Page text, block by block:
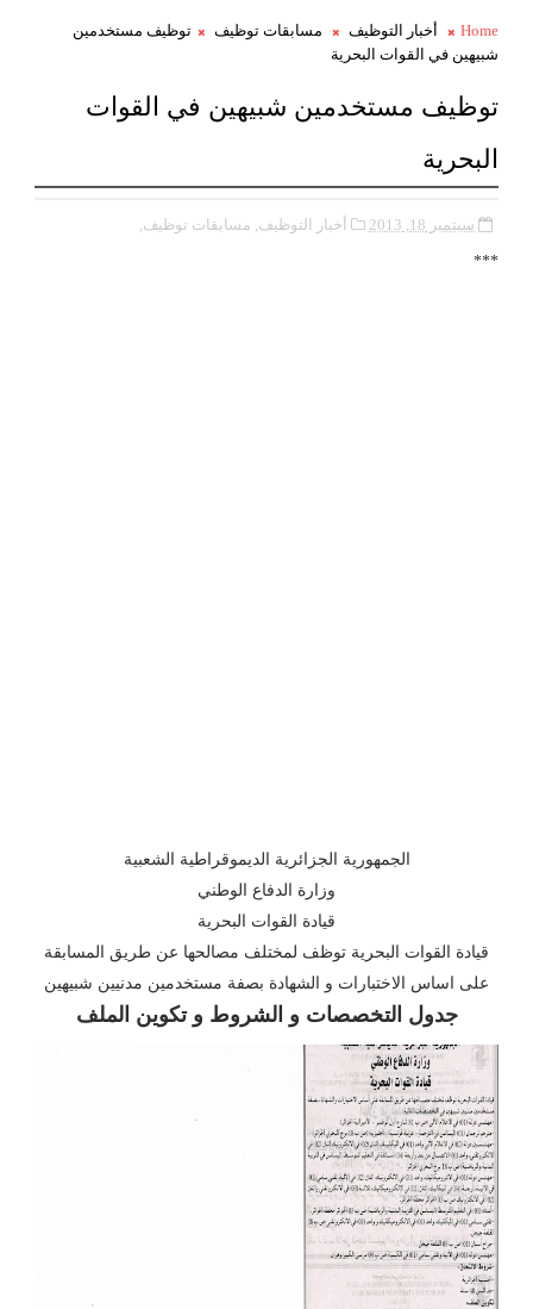
Home أخبار التوظيف مسابقات توظيف
توظيف مستخدمين
شبيهين في القوات البحرية
توظيف مستخدمين شبيهين في القوات
البحرية
سبتمبر 18, 2013 أخبار التوظيف, مسابقات توظيف,
***
الجمهورية الجزائرية الديموقراطية الشعبية
وزارة الدفاع الوطني
قيادة القوات البحرية
قيادة القوات البحرية توظف لمختلف مصالحها عن طريق المسابقة
على اساس الاختبارات و الشهادة بصفة مستخدمين مدنيين شبيهين
جدول التخصصات و الشروط و تكوين الملف